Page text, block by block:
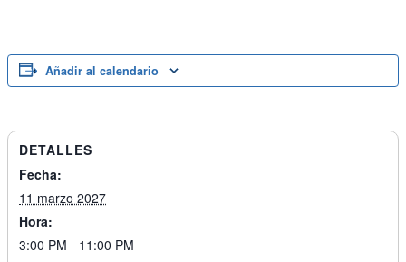
Añadir al calendario
DETALLES
Fecha:
11 marzo 2027
Hora:
3:00 PM - 11:00 PM